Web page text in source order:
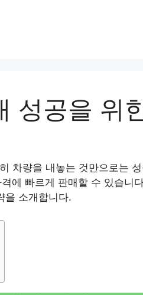
성공을 위
차량을 내놓는 것만으로는
에 빠르게 판매할 수 있습니
을 소개합니다.